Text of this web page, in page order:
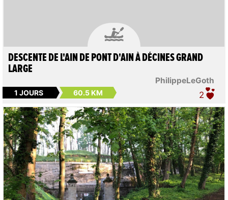

PhilippeLeGoth
DESCENTE DE L'AIN DE PONT D'AIN À DÉCINES GRAND
LARGE
1 JOURS 60.5 KM 2